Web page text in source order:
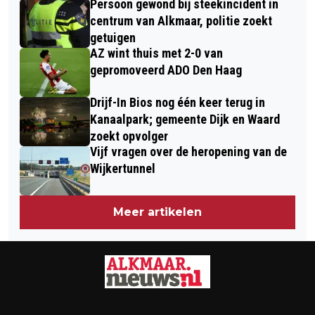
OMGEVINGSWET
BOTSING OP N245 BIJ DIRKSHORN
Persoon gewond bij steekincident in
centrum van Alkmaar, politie zoekt
getuigen
AZ wint thuis met 2-0 van
gepromoveerd ADO Den Haag
Drijf-In Bios nog één keer terug in
Kanaalpark; gemeente Dijk en Waard
zoekt opvolger
Vijf vragen over de heropening van de
Wijkertunnel
Meer artikelen